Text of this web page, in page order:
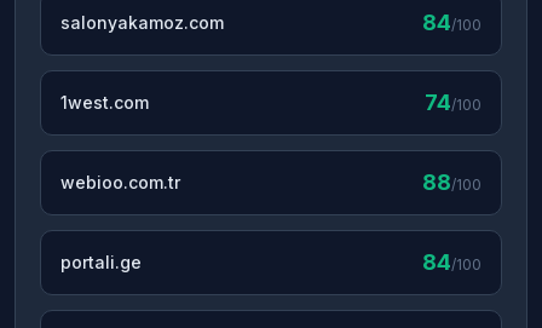
salonyakamoz.com 84/100
1west.com 74/100
webioo.com.tr 88/100
portali.ge 84/100